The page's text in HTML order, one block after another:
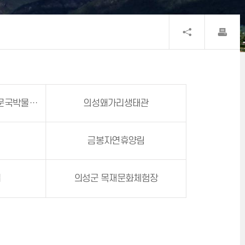
의성상상놀이터(의성조문국박물관 별관) 의성왜가리생태관
금봉자연휴양림
의성군 목재문화체험장